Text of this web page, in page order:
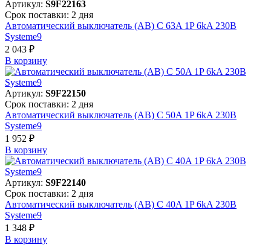
Артикул: S9F22163
Срок поставки: 2 дня
Автоматический выключатель (АВ) C 63A 1P 6kA 230В
Systeme9
2 043 ₽
В корзинy
Артикул: S9F22150
Срок поставки: 2 дня
Автоматический выключатель (АВ) C 50A 1P 6kA 230В
Systeme9
1 952 ₽
В корзинy
Артикул: S9F22140
Срок поставки: 2 дня
Автоматический выключатель (АВ) C 40A 1P 6kA 230В
Systeme9
1 348 ₽
В корзинy